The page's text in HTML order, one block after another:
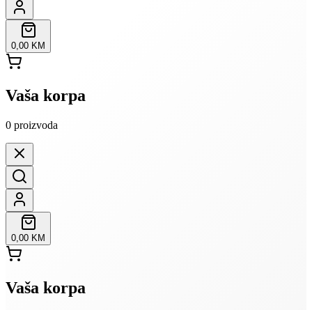
0,00 KM
Vaša korpa
0 proizvoda
0,00 KM
Vaša korpa